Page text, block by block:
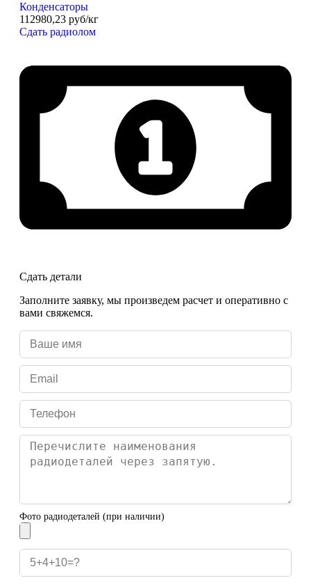
Конденсаторы
112980,23 руб/кг
Сдать радиолом
Сдать детали
Заполните заявку, мы произведем расчет и оперативно с
вами свяжемся.
Фото радиодеталей (при наличии)